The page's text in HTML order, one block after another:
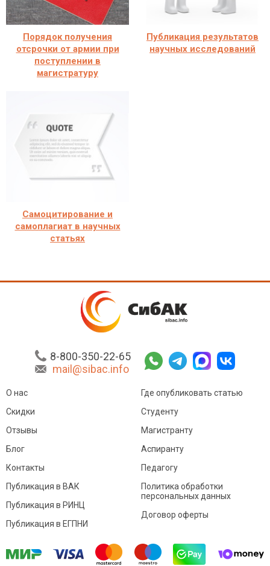
Порядок получения
отсрочки от армии при
поступлении в
магистратуру
Публикация результатов
научных исследований
Самоцитирование и
самоплагиат в научных
статьях
8-800-350-22-65
mail@sibac.info
О нас
Скидки
Отзывы
Блог
Контакты
Где опубликовать статью
Студенту
Магистранту
Аспиранту
Педагогу
Публикация в ВАК
Публикация в РИНЦ
Публикация в ЕГПНИ
Политика обработки
персональных данных
Договор оферты